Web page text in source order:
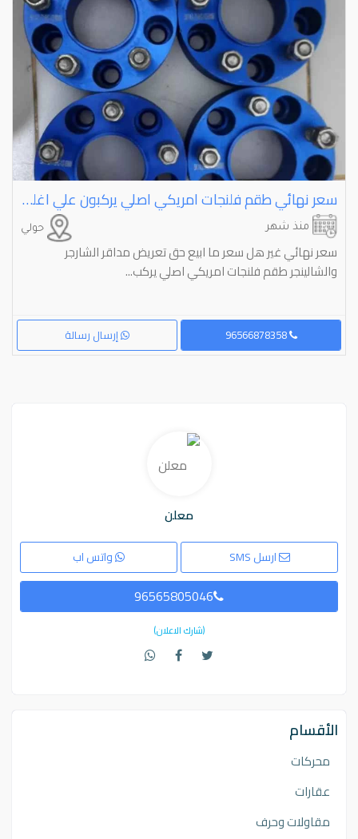
سعر نهائي طقم فلنجات امريكي اصلي يركبون علي اغلبه المريكي ⁦⁦5X114.3⁩⁩.-⁦⁦71.6HC-1/2-50MM⁩⁩ اقراء العلان تحت
حولي منذ شهر
سعر نهائي غير هل سعر ما ابيع حق تعريض مداقر الشارجر
والشالينجر طقم فلنجات امريكي اصلي يركب...
إرسال رسالة 96566878358
معلن
ارسل SMS واتس اب
96565805046
(شارك الاعلان)
الأقسام
محركات
عقارات
مقاولات وحرف